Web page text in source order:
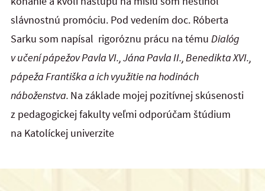
slávnostnú promóciu. Pod vedením doc. Róberta
Sarku som napísal rigoróznu prácu na tému Dialóg
v učení pápežov Pavla VI., Jána Pavla II., Benedikta XVI.,
pápeža Františka a ich využitie na hodinách
náboženstva. Na základe mojej pozitívnej skúsenosti
z pedagogickej fakulty veľmi odporúčam štúdium
na Katolíckej univerzite